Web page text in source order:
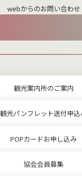
webからのお問い合わせ
観光案内所のご案内
観光パンフレット送付申
POPカードお申し込み
協会会員募集